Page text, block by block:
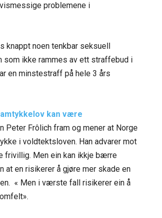
problemene i
knappt noen tenkbar seksuell
som ikke rammes av ett straffebud i
en minstestraff på hele 3 års
kan være
Frôlich fram og mener at Norge
i voldtektsloven. Han advarer mot
frivillig. Men ein kan ikkje bærre
at en risikerer å gjøre mer skade en
« Men i værste fall risikerer ein å